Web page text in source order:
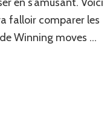
falloir comparer les
Winning moves …